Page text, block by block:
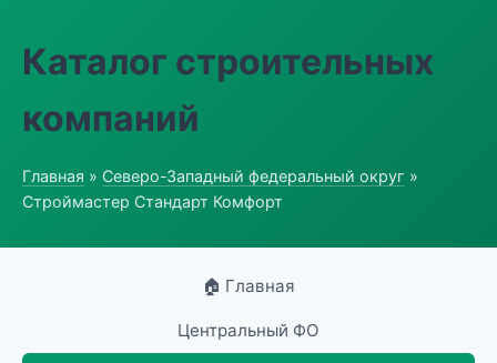
Каталог строительных
компаний
Главная » Северо-Западный федеральный округ »
Строймастер Стандарт Комфорт
🏠 Главная
Центральный ФО